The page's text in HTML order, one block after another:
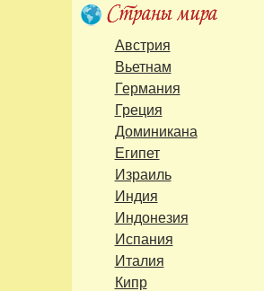
Австрия
Вьетнам
Германия
Греция
Доминикана
Египет
Израиль
Индия
Индонезия
Испания
Италия
Кипр